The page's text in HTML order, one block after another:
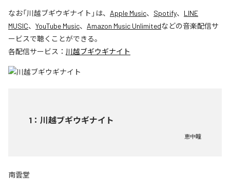
なお「川越ブギウギナイト 」は、 Apple Music、 Spotify、 LINE
MUSIC、 YouTube Music、 Amazon Music Unlimitedなどの音楽配信サ
ービスで聴くことができる。
各配信サービス： 川越ブギウギナイト
1 ： 川越ブギウギナイト
恵中瞳
南雲堂